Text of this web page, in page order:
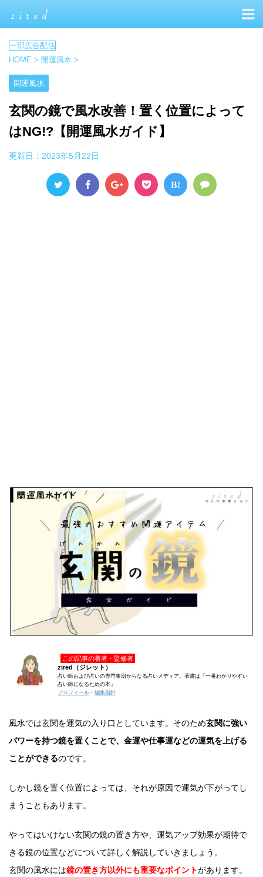
HOME > 開運風水 >
開運風水
玄関の鏡で風水改善！置く位置によって
はNG!?【開運風水ガイド】
更新日： 2023年5月22日
B!
この記事の著者・監修者
zired（ジレット）
占い師および占いの専門集団からなる占いメディア。著書は「一番わかりやすい
占い師になるための本」
プロフィール ・ 編集指針
風水では玄関を運気の入り口としています。そのため玄関に強い
パワーを持つ鏡を置くことで、金運や仕事運などの運気を上げる
ことができるのです。
しかし鏡を置く位置によっては、それが原因で運気が下がってし
まうこともあります。
やってはいけない玄関の鏡の置き方や、運気アップ効果が期待で
きる鏡の位置などについて詳しく解説していきましょう。
玄関の風水には鏡の置き方以外にも重要なポイントがあります。